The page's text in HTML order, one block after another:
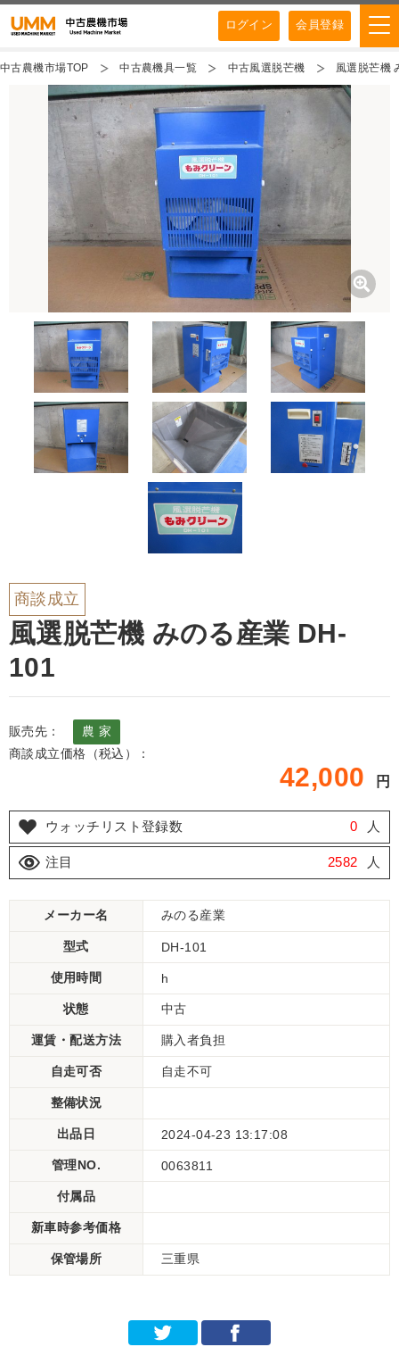
ログイン 会員登録
中古農機市場TOP 中古農機具一覧 中古風選脱芒機 風選脱芒機
商談成立
風選脱芒機 みのる産業 DH-
101
販売先：
農 家
商談成立価格（税込）：
42,000 円
ウォッチリスト登録数 0 人
注目 2582 人
メーカー名 みのる産業
型式 DH-101
使用時間 h
状態 中古
運賃・配送方法 購入者負担
自走可否 自走不可
整備状況
出品日 2024-04-23 13:17:08
管理NO. 0063811
付属品
新車時参考価格
保管場所 三重県